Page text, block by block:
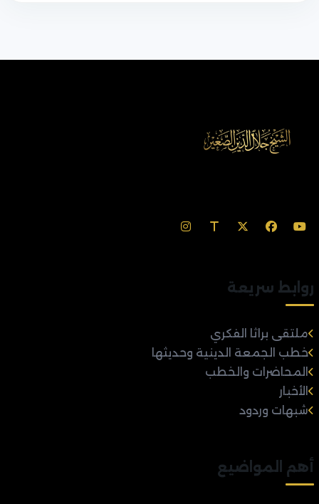
روابط سريعة
ملتقى براثا الفكري
خطب الجمعة الدينية وحديثها
المحاضرات والخطب
الأخبار
شبهات وردود
أهم المواضيع